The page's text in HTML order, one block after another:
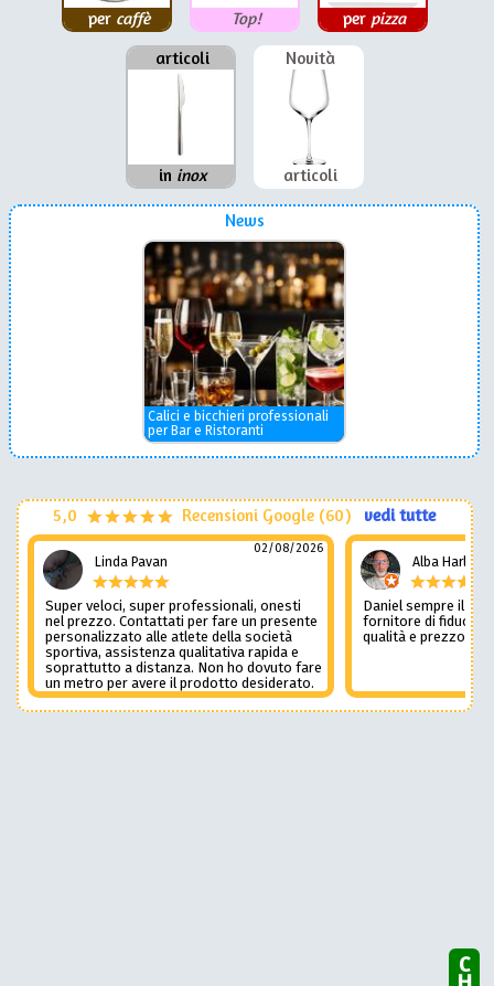
per caffè Top! per pizza
articoli
in inox
Novità
articoli
News
Calici e bicchieri professionali
per Bar e Ristoranti
5,0 Recensioni Google (60) vedi tutte
Linda Pavan
02/08/2026
Super veloci, super professionali, onesti
nel prezzo. Contattati per fare un presente
personalizzato alle atlete della società
sportiva, assistenza qualitativa rapida e
soprattutto a distanza. Non ho dovuto fare
un metro per avere il prodotto desiderato.
Una assistenza del genere è rara e
preziosa. Credo li contatterò ancora in
Alba Harley
Daniel sempre il
fornitore di fiducia
qualità e prezzo